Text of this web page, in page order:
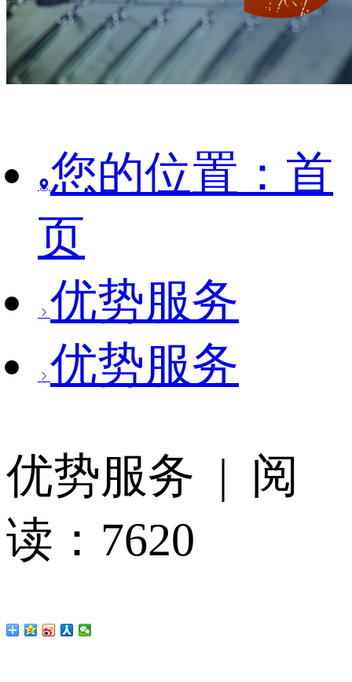
您的位置：首
页
优势服务
优势服务
优势服务 | 阅
读：7620